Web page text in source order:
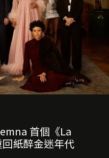
首個《La
紙醉金迷年代